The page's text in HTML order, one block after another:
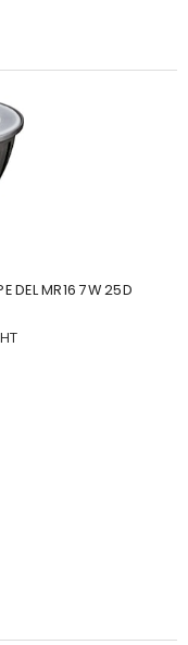
DEL MR16 7W 25D